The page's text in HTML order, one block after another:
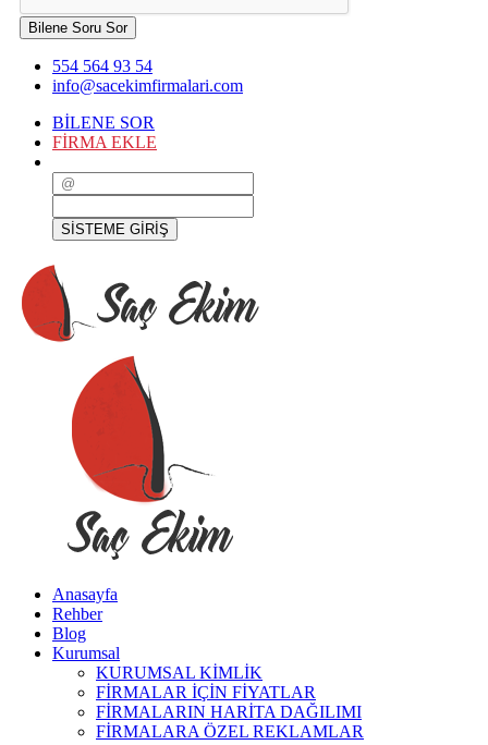
Bilene Soru Sor
554 564 93 54
info@sacekimfirmalari.com
BİLENE SOR
FİRMA EKLE
SİSTEME GİRİŞ
Anasayfa
Rehber
Blog
Kurumsal
KURUMSAL KİMLİK
FİRMALAR İÇİN FİYATLAR
FİRMALARIN HARİTA DAĞILIMI
FİRMALARA ÖZEL REKLAMLAR